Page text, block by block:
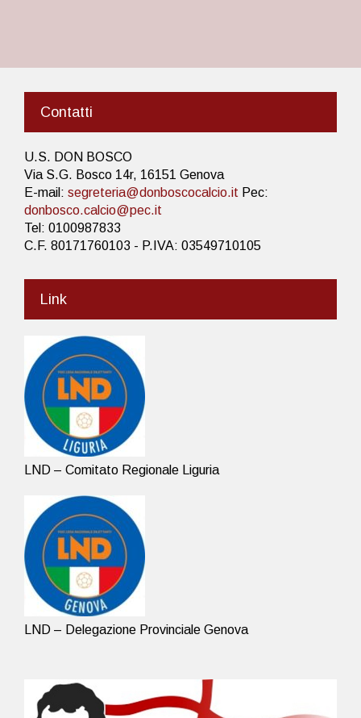
Contatti
U.S. DON BOSCO
Via S.G. Bosco 14r, 16151 Genova
E-mail: segreteria@donboscocalcio.it Pec:
donbosco.calcio@pec.it
Tel: 0100987833
C.F. 80171760103 - P.IVA: 03549710105
Link
LND – Comitato Regionale Liguria
LND – Delegazione Provinciale Genova